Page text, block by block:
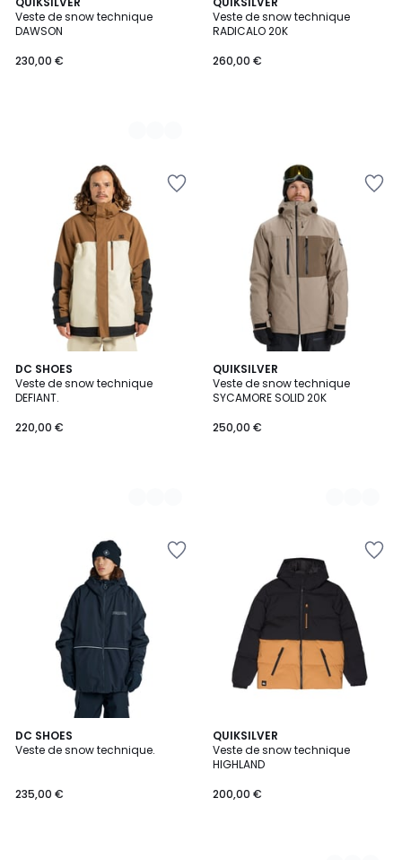
Veste de snow technique
DAWSON
230,00 €
2
Couleurs
Veste de snow technique
RADICALO 20K
260,00 €
DC SHOES
Veste de snow technique
DEFIANT.
220,00 €
3
Couleurs
QUIKSILVER
Veste de snow technique
SYCAMORE SOLID 20K
250,00 €
2
Couleurs
DC SHOES
Veste de snow technique.
235,00 €
QUIKSILVER
Veste de snow technique
HIGHLAND
200,00 €
2
Couleurs